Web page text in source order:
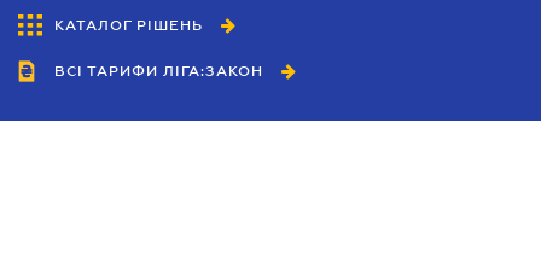
КАТАЛОГ РІШЕНЬ
ВСІ ТАРИФИ ЛІГА:ЗАКОН